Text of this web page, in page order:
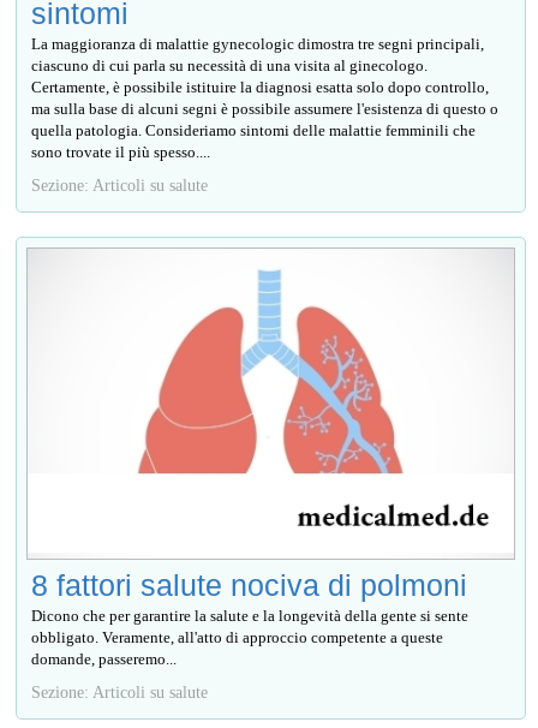
sintomi
La maggioranza di malattie gynecologic dimostra tre segni principali,
ciascuno di cui parla su necessità di una visita al ginecologo.
Certamente, è possibile istituire la diagnosi esatta solo dopo controllo,
ma sulla base di alcuni segni è possibile assumere l'esistenza di questo o
quella patologia. Consideriamo sintomi delle malattie femminili che
sono trovate il più spesso....
Sezione: Articoli su salute
8 fattori salute nociva di polmoni
Dicono che per garantire la salute e la longevità della gente si sente
obbligato. Veramente, all'atto di approccio competente a queste
domande, passeremo...
Sezione: Articoli su salute